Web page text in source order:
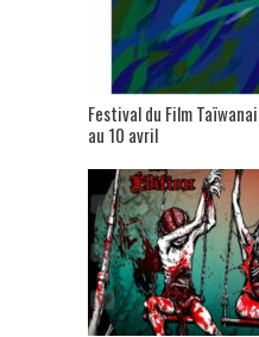
Festival du Film
au 10 avril